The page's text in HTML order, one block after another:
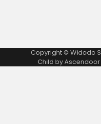
Copyright © Widodo
Child byAscendoor